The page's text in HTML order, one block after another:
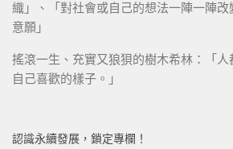
織」、「對社會或自己的想法一陣一陣
意願」
搖滾一生、充實又狼狽的樹木希林：「
自己喜歡的樣子。」
認識永續發展，鎖定專欄！